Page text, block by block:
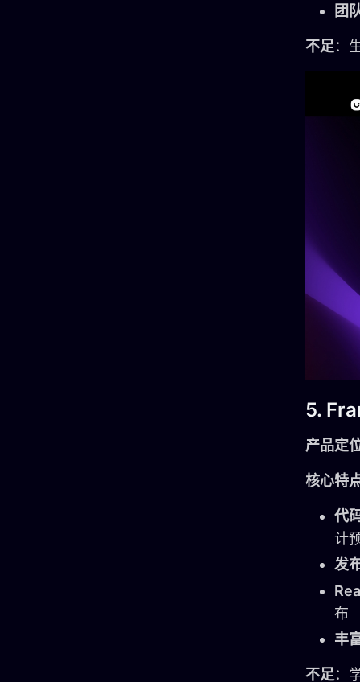
团
不足：
5.
产品定
核心特
代
计
发
布
丰
不足：